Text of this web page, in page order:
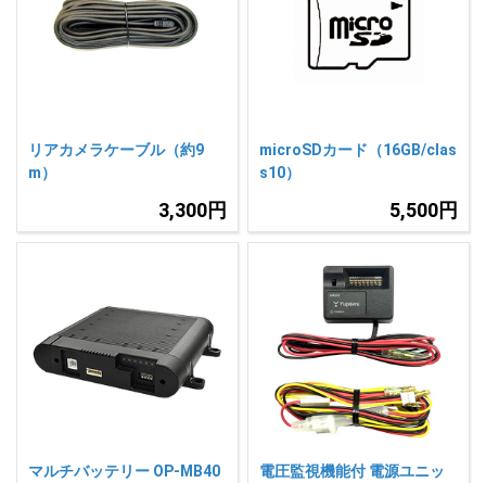
リアカメラケーブル（約9
m）
3,300円
microSDカード（16GB/clas
s10）
5,500円
マルチバッテリー OP-MB40
電圧監視機能付 電源ユニッ